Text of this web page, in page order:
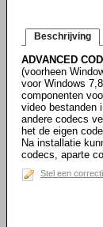
Beschrijving
ADVANCED
(voorheen
voor Windows
componenten
video bestanden
andere codecs
het de eigen
Na installatie
codecs, aparte
Stel een